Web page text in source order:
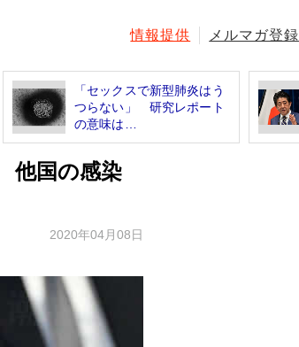
情報提供 メルマガ登録
「セックスで新型肺炎はう
つらない」 研究レポート
の意味は…
他国の感染
2020年04月08日